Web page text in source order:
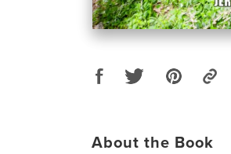
About the Book